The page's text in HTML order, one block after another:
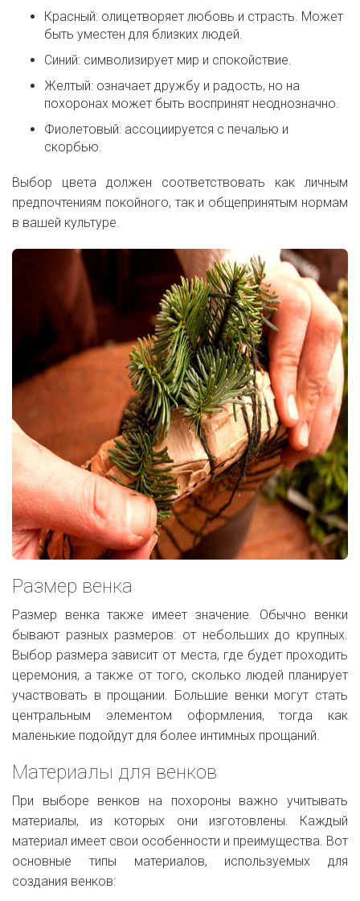
Красный: олицетворяет любовь и страсть. Может
быть уместен для близких людей.
Синий: символизирует мир и спокойствие.
Желтый: означает дружбу и радость, но на
похоронах может быть воспринят неоднозначно.
Фиолетовый: ассоциируется с печалью и
скорбью.
Выбор цвета должен соответствовать как личным
предпочтениям покойного, так и общепринятым нормам
в вашей культуре.
Размер венка
Размер венка также имеет значение. Обычно венки
бывают разных размеров: от небольших до крупных.
Выбор размера зависит от места, где будет проходить
церемония, а также от того, сколько людей планирует
участвовать в прощании. Большие венки могут стать
центральным элементом оформления, тогда как
маленькие подойдут для более интимных прощаний.
Материалы для венков
При выборе венков на похороны важно учитывать
материалы, из которых они изготовлены. Каждый
материал имеет свои особенности и преимущества. Вот
основные типы материалов, используемых для
создания венков: